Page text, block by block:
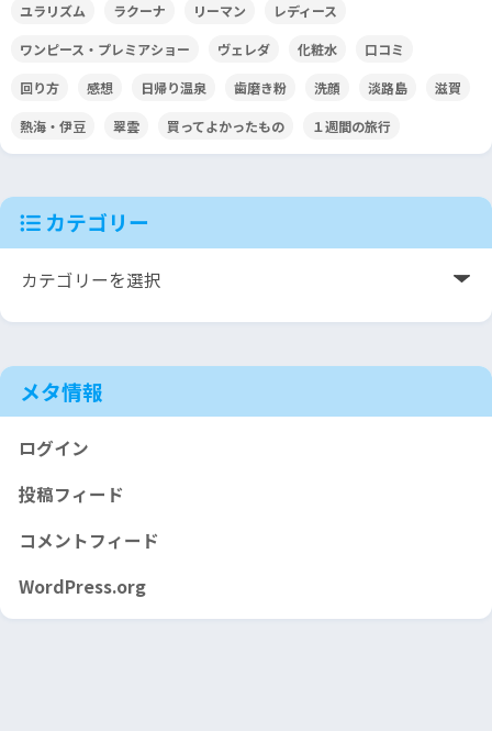
ユラリズム ラクーナ リーマン レディース
ワンピース・プレミアショー ヴェレダ 化粧水 口コミ
回り方 感想 日帰り温泉 歯磨き粉 洗顔 淡路島 滋賀
熱海・伊豆 翠雲 買ってよかったもの １週間の旅行
カテゴリー
メタ情報
ログイン
投稿フィード
コメントフィード
WordPress.org